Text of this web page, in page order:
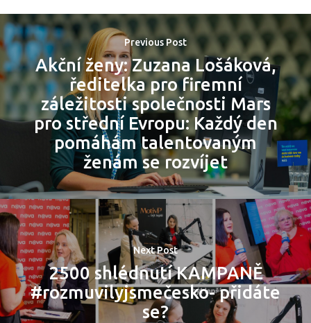
Previous Post
Akční ženy: Zuzana Lošáková,
ředitelka pro firemní
záležitosti společnosti Mars
pro střední Evropu: Každý den
pomáhám talentovaným
ženám se rozvíjet
Next Post
2500 shlédnutí KAMPANĚ
#rozmuvilyjsmečesko- přidáte
se?